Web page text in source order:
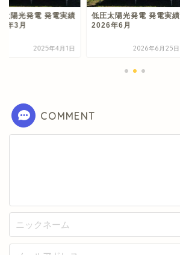
太陽光発電 発電実績
年3月
2025年4月1日
低圧太陽光発電 発電実績
2026年6月
2026年6月25日
COMMENT